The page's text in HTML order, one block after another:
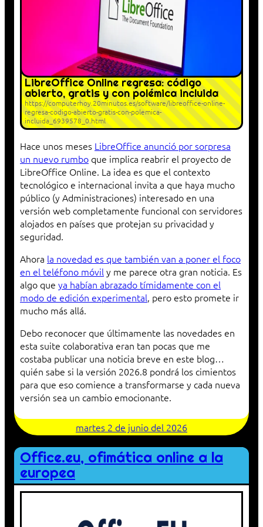
LibreOffice Online regresa: código
abierto, gratis y con polémica incluida
https://computerhoy.20minutos.es/software/libreoffice-online-
regresa-codigo-abierto-gratis-con-polemica-
incluida_6939578_0.html
Hace unos meses LibreOffice anunció por sorpresa
un nuevo rumbo que implica reabrir el proyecto de
LibreOffice Online. La idea es que el contexto
tecnológico e internacional invita a que haya mucho
público (y Administraciones) interesado en una
versión web completamente funcional con servidores
alojados en países que protejan su privacidad y
seguridad.
Ahora la novedad es que también van a poner el foco
en el teléfono móvil y me parece otra gran noticia. Es
algo que ya habían abrazado tímidamente con el
modo de edición experimental, pero esto promete ir
mucho más allá.
Debo reconocer que últimamente las novedades en
esta suite colaborativa eran tan pocas que me
costaba publicar una noticia breve en este blog…
quién sabe si la versión 2026.8 pondrá los cimientos
para que eso comience a transformarse y cada nueva
versión sea un cambio emocionante.
martes 2 de junio del 2026
Office.eu, ofimática online a la
europea